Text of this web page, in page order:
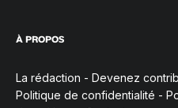
À PROPOS
La rédaction - Devenez
Politique de confidentialité -